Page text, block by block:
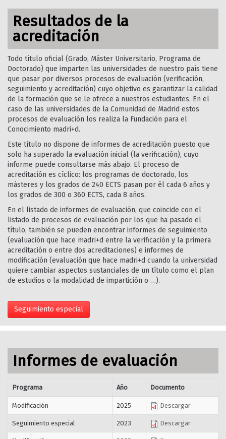
Resultados de la
acreditación
Todo título oficial (Grado, Máster Universitario, Programa de
Doctorado) que imparten las universidades de nuestro país tiene
que pasar por diversos procesos de evaluación (verificación,
seguimiento y acreditación) cuyo objetivo es garantizar la calidad
de la formación que se le ofrece a nuestros estudiantes. En el
caso de las universidades de la Comunidad de Madrid estos
procesos de evaluación los realiza la Fundación para el
Conocimiento madri+d.
Este título no dispone de informes de acreditación puesto que
solo ha superado la evaluación inicial (la verificación), cuyo
informe puede consultarse más abajo. El proceso de
acreditación es cíclico: los programas de doctorado, los
másteres y los grados de 240 ECTS pasan por él cada 6 años y
los grados de 300 o 360 ECTS, cada 8 años.
En el listado de informes de evaluación, que coincide con el
listado de procesos de evaluación por los que ha pasado el
título, también se pueden encontrar informes de seguimiento
(evaluación que hace madri+d entre la verificación y la primera
acreditación o entre dos acreditaciones) e informes de
modificación (evaluación que hace madri+d cuando la universidad
quiere cambiar aspectos sustanciales de un título como el plan
de estudios o la modalidad de impartición o …).
Seguimiento especial
Informes de evaluación
Programa Año Documento
Modificación 2025 Descargar
Seguimiento especial 2023 Descargar